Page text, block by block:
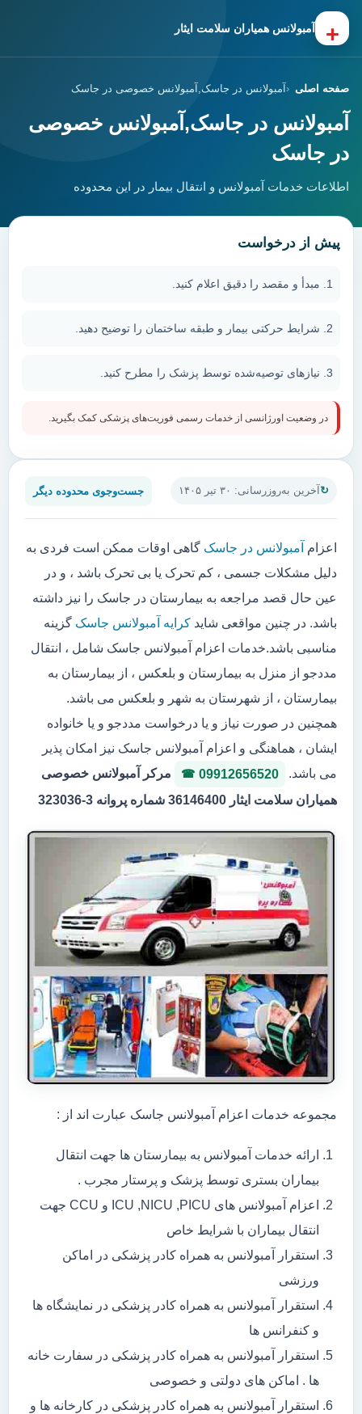
+ آمبولانس همیاران سلامت ایثار
صفحه اصلی آمبولانس در جاسک,آمبولانس خصوصی در جاسک
آمبولانس در جاسک,آمبولانس خصوصی
در جاسک
اطلاعات خدمات آمبولانس و انتقال بیمار در این محدوده
آخرین به‌روزرسانی: ۳۰ تیر ۱۴۰۵ جست‌وجوی محدوده دیگر
اعزام آمبولانس در جاسک گاهی اوقات ممکن است فردی به
دلیل مشکلات جسمی ، کم تحرک یا بی تحرک باشد ، و در
عین حال قصد مراجعه به بیمارستان در جاسک را نیز داشته
باشد. در چنین مواقعی شاید کرایه آمبولانس جاسک گزینه
مناسبی باشد.خدمات اعزام آمبولانس جاسک شامل ، انتقال
مددجو از منزل به بیمارستان و بلعکس ، از بیمارستان به
بیمارستان ، از شهرستان به شهر و بلعکس می باشد.
همچنین در صورت نیاز و یا درخواست مددجو و یا خانواده
ایشان ، هماهنگی و اعزام آمبولانس جاسک نیز امکان پذیر
می باشد.
09912656520
مرکر آمبولانس خصوصی
همیاران سلامت ایثار 36146400 شماره پروانه 3-323036
مجموعه خدمات اعزام آمبولانس جاسک عبارت اند از :
ارائه خدمات آمبولانس به بیمارستان ها جهت انتقال
بیماران بستری توسط پزشک و پرستار مجرب .
اعزام آمبولانس های ICU ,NICU ,PICU و CCU جهت
انتقال بیماران با شرایط خاص
استقرار آمبولانس به همراه کادر پزشکی در اماکن
ورزشی
استقرار آمبولانس به همراه کادر پزشکی در نمایشگاه ها
و کنفرانس ها
استقرار آمبولانس به همراه کادر پزشکی در سفارت خانه
ها . اماکن های دولتی و خصوصی
استقرار آمبولانس به همراه کادر پزشکی در کارخانه ها و
پیش از درخواست
مبدأ و مقصد را دقیق اعلام کنید.
شرایط حرکتی بیمار و طبقه ساختمان را توضیح دهید.
نیازهای توصیه‌شده توسط پزشک را مطرح کنید.
در وضعیت اورژانسی از خدمات رسمی فوریت‌های پزشکی کمک بگیرید.